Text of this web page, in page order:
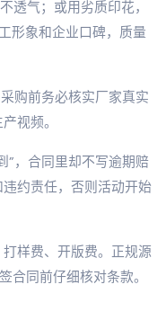
气；或用劣质印花，
形象和企业口碑，质量
购前务必核实厂家真实
视频。
”，合同里却不写逾期赔
约责任，否则活动开始
样费、开版费。正规源
合同前仔细核对条款。